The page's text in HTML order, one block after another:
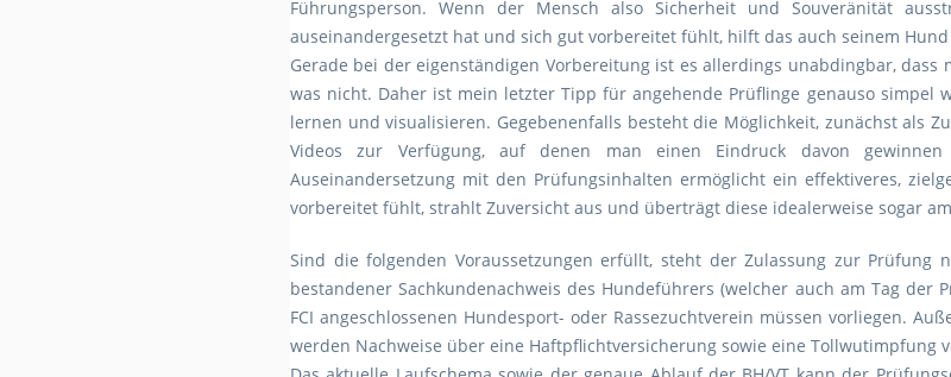
Führungsperson. Wenn der Mensch also Sicherheit und Souveränität
auseinandergesetzt hat und sich gut vorbereitet fühlt, hilft das auch seinem
Gerade bei der eigenständigen Vorbereitung ist es allerdings unabdingbar,
was nicht. Daher ist mein letzter Tipp für angehende Prüflinge genauso simpel
lernen und visualisieren. Gegebenenfalls besteht die Möglichkeit, zunächst als
Videos zur Verfügung, auf denen man einen Eindruck davon
Auseinandersetzung mit den Prüfungsinhalten ermöglicht ein effektiveres,
vorbereitet fühlt, strahlt Zuversicht aus und überträgt diese idealerweise sogar
Sind die folgenden Voraussetzungen erfüllt, steht der Zulassung zur
bestandener Sachkundenachweis des Hundeführers (welcher auch am Tag
FCI angeschlossenen Hundesport- oder Rassezuchtverein müssen vorliegen.
werden Nachweise über eine Haftpflichtversicherung sowie eine Tollwutimpfung